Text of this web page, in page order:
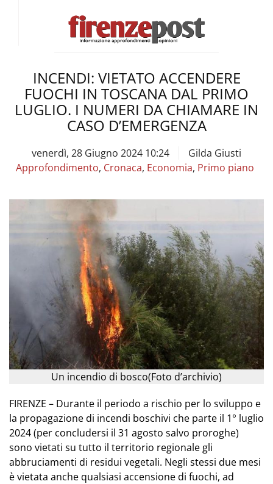
INCENDI: VIETATO ACCENDERE
FUOCHI IN TOSCANA DAL PRIMO
LUGLIO. I NUMERI DA CHIAMARE IN
CASO D’EMERGENZA
venerdì, 28 Giugno 2024 10:24
Gilda Giusti
Approfondimento, Cronaca, Economia, Primo piano
Un incendio di bosco(Foto d’archivio)
FIRENZE – Durante il periodo a rischio per lo sviluppo e
la propagazione di incendi boschivi che parte il 1° luglio
2024 (per concludersi il 31 agosto salvo proroghe)
sono vietati su tutto il territorio regionale gli
abbruciamenti di residui vegetali. Negli stessi due mesi
è vietata anche qualsiasi accensione di fuochi, ad